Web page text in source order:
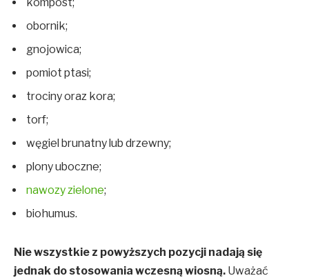
obornik;
gnojowica;
pomiot ptasi;
trociny oraz kora;
torf;
węgiel brunatny lub drzewny;
plony uboczne;
nawozy zielone;
biohumus.
Nie wszystkie z powyższych pozycji nadają się
jednak do stosowania wczesną wiosną. Uważać